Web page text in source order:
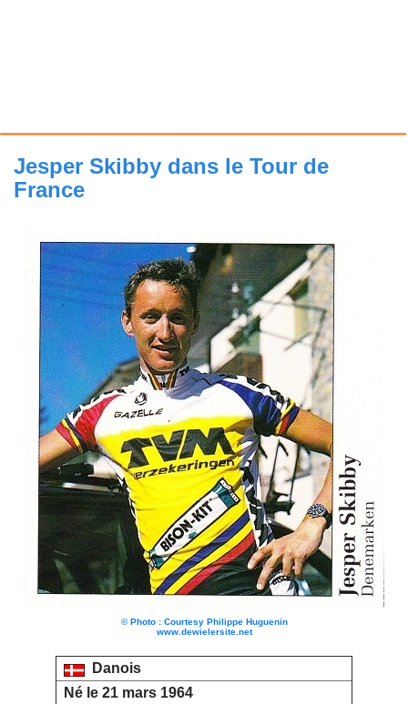
Jesper Skibby dans le Tour de
France
© Photo : Courtesy Philippe Huguenin
www.dewielersite.net
Danois
Né le 21 mars 1964